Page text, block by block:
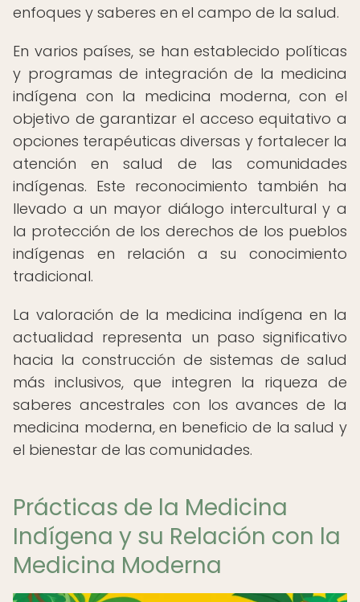
enfoques y saberes en el campo de la salud.
En varios países, se han establecido políticas
y programas de integración de la medicina
indígena con la medicina moderna, con el
objetivo de garantizar el acceso equitativo a
opciones terapéuticas diversas y fortalecer la
atención en salud de las comunidades
indígenas. Este reconocimiento también ha
llevado a un mayor diálogo intercultural y a
la protección de los derechos de los pueblos
indígenas en relación a su conocimiento
tradicional.
La valoración de la medicina indígena en la
actualidad representa un paso significativo
hacia la construcción de sistemas de salud
más inclusivos, que integren la riqueza de
saberes ancestrales con los avances de la
medicina moderna, en beneficio de la salud y
el bienestar de las comunidades.
Prácticas de la Medicina
Indígena y su Relación con la
Medicina Moderna